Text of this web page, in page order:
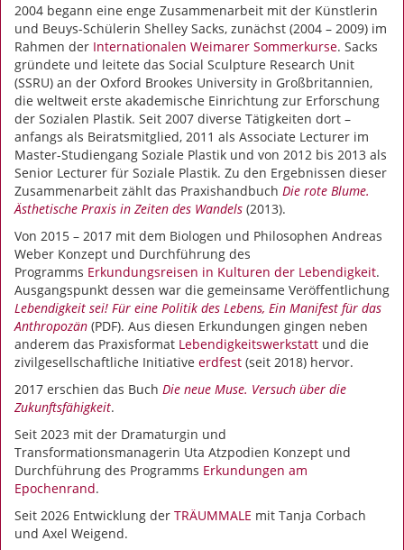
2004 begann eine enge Zusammenarbeit mit der Künstlerin
und Beuys-Schülerin Shelley Sacks, zunächst (2004 – 2009) im
Rahmen der Internationalen Weimarer Sommerkurse. Sacks
gründete und leitete das Social Sculpture Research Unit
(SSRU) an der Oxford Brookes University in Großbritannien,
die weltweit erste akademische Einrichtung zur Erforschung
der Sozialen Plastik. Seit 2007 diverse Tätigkeiten dort –
anfangs als Beiratsmitglied, 2011 als Associate Lecturer im
Master-Studiengang Soziale Plastik und von 2012 bis 2013 als
Senior Lecturer für Soziale Plastik. Zu den Ergebnissen dieser
Zusammenarbeit zählt das Praxishandbuch Die rote Blume.
Ästhetische Praxis in Zeiten des Wandels (2013).
Von 2015 – 2017 mit dem Biologen und Philosophen Andreas
Weber Konzept und Durchführung des
Programms Erkundungsreisen in Kulturen der Lebendigkeit.
Ausgangspunkt dessen war die gemeinsame Veröffentlichung
Lebendigkeit sei! Für eine Politik des Lebens, Ein Manifest für das
Anthropozän (PDF). Aus diesen Erkundungen gingen neben
anderem das Praxisformat Lebendigkeitswerkstatt und die
zivilgesellschaftliche Initiative erdfest (seit 2018) hervor.
2017 erschien das Buch Die neue Muse. Versuch über die
Zukunftsfähigkeit.
Seit 2023 mit der Dramaturgin und
Transformationsmanagerin Uta Atzpodien Konzept und
Durchführung des Programms Erkundungen am
Epochenrand.
Seit 2026 Entwicklung der TRÄUMMALE mit Tanja Corbach
und Axel Weigend.